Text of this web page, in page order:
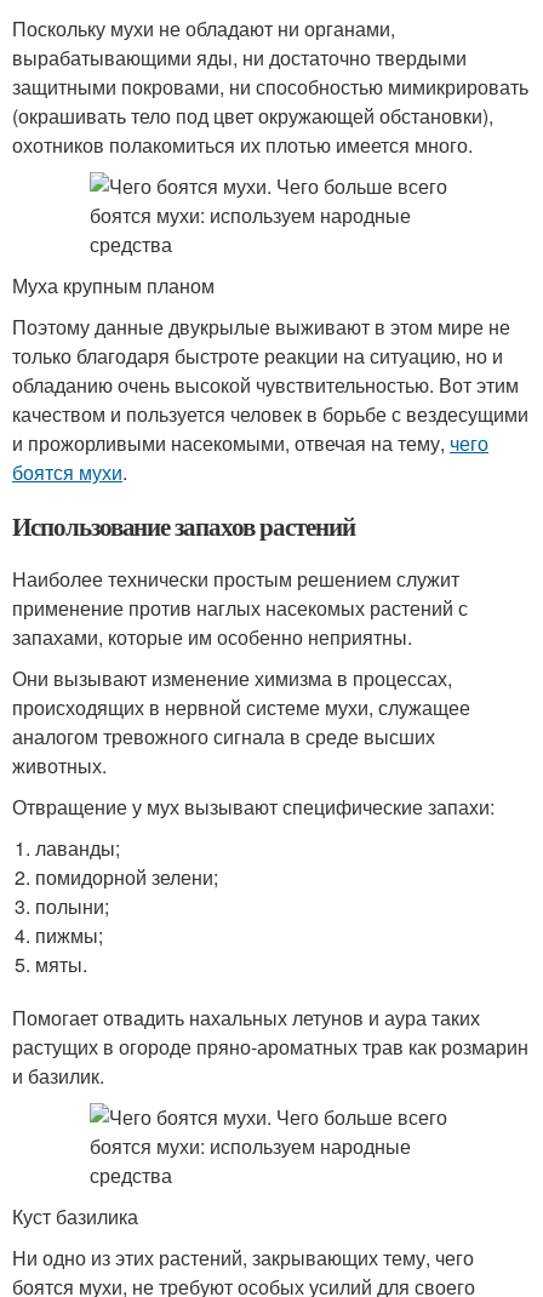
Поскольку мухи не обладают ни органами,
вырабатывающими яды, ни достаточно твердыми
защитными покровами, ни способностью мимикрировать
(окрашивать тело под цвет окружающей обстановки),
охотников полакомиться их плотью имеется много.
Муха крупным планом
Поэтому данные двукрылые выживают в этом мире не
только благодаря быстроте реакции на ситуацию, но и
обладанию очень высокой чувствительностью. Вот этим
качеством и пользуется человек в борьбе с вездесущими
и прожорливыми насекомыми, отвечая на тему, чего
боятся мухи.
Использование запахов растений
Наиболее технически простым решением служит
применение против наглых насекомых растений с
запахами, которые им особенно неприятны.
Они вызывают изменение химизма в процессах,
происходящих в нервной системе мухи, служащее
аналогом тревожного сигнала в среде высших
животных.
Отвращение у мух вызывают специфические запахи:
лаванды;
помидорной зелени;
полыни;
пижмы;
мяты.
Помогает отвадить нахальных летунов и аура таких
растущих в огороде пряно-ароматных трав как розмарин
и базилик.
Куст базилика
Ни одно из этих растений, закрывающих тему, чего
боятся мухи, не требуют особых усилий для своего